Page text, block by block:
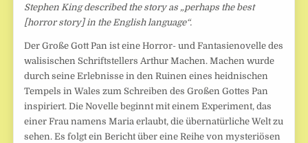
Stephen King described the story as „perhaps the best
[horror story] in the English language“.
Der Große Gott Pan ist eine Horror- und Fantasienovelle des
walisischen Schriftstellers Arthur Machen. Machen wurde
durch seine Erlebnisse in den Ruinen eines heidnischen
Tempels in Wales zum Schreiben des Großen Gottes Pan
inspiriert. Die Novelle beginnt mit einem Experiment, das
einer Frau namens Maria erlaubt, die übernatürliche Welt zu
sehen. Es folgt ein Bericht über eine Reihe von mysteriösen